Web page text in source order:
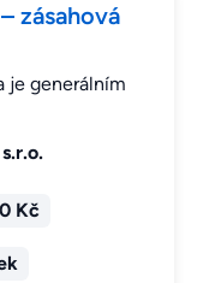
zásahová
je generálním
Kč